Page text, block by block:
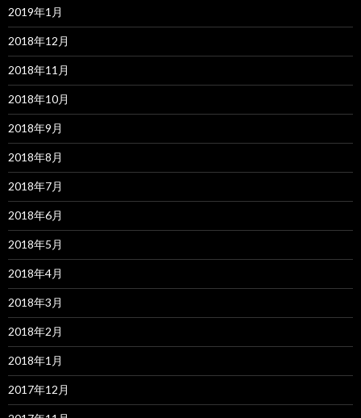
2019年1月
2018年12月
2018年11月
2018年10月
2018年9月
2018年8月
2018年7月
2018年6月
2018年5月
2018年4月
2018年3月
2018年2月
2018年1月
2017年12月